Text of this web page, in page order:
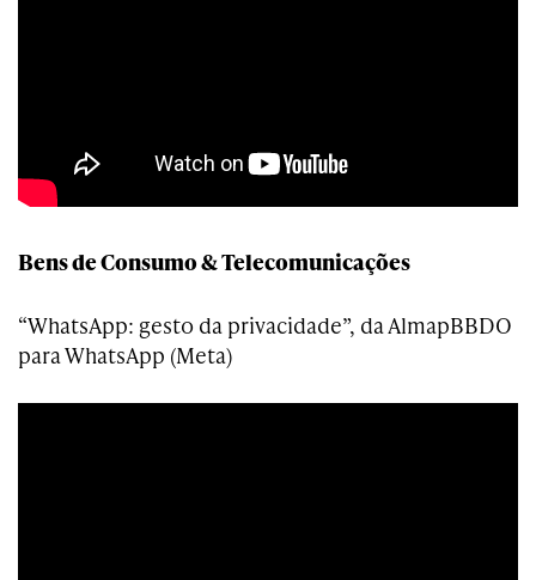
Bens de Consumo & Telecomunicações
“WhatsApp: gesto da privacidade”, da AlmapBBDO
para WhatsApp (Meta)